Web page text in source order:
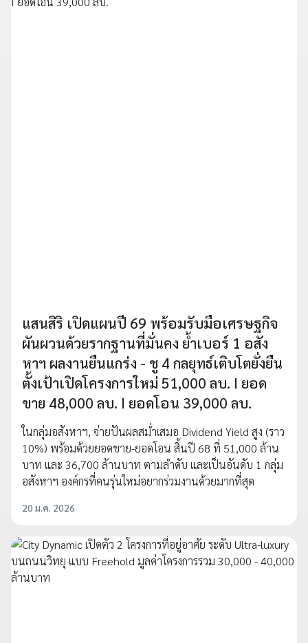
แสนสิริ เปิดแผนปี 69 พร้อมรับมือเศรษฐกิจ
ผันผวนด้วยรากฐานที่มั่นคง ย้ำเบอร์ 1 อสัง
หาฯ ผลงานยืนแกร่ง - ชู 4 กลยุทธ์เติบโตยั่งยืน
ตั้งเป้าเปิดโครงการใหม่ 51,000 ลบ. I ยอด
ขาย 48,000 ลบ. I ยอดโอน 39,000 ลบ.
ในกลุ่มอสังหาฯ, จ่ายปันผลสม่ำเสมอ Dividend Yield สูง (ราว
10%) พร้อมด้วยยอดขาย-ยอดโอน สิ้นปี 68 ที่ 51,000 ล้าน
บาท และ 36,700 ล้านบาท ตามลำดับ และเป็นอันดับ 1 กลุ่ม
อสังหาฯ องค์กรที่คนรุ่นใหม่อยากร่วมงานด้วยมากที่สุด
20 ม.ค. 2026